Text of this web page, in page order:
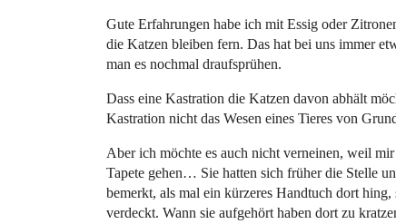
Gute Erfahrungen habe ich mit Essig oder
die Katzen bleiben fern. Das hat bei uns immer
man es nochmal draufsprühen.
Dass eine Kastration die Katzen davon abhält
Kastration nicht das Wesen eines Tieres von
Aber ich möchte es auch nicht verneinen, weil
Tapete gehen… Sie hatten sich früher die Stelle
bemerkt, als mal ein kürzeres Handtuch dort
verdeckt. Wann sie aufgehört haben dort zu